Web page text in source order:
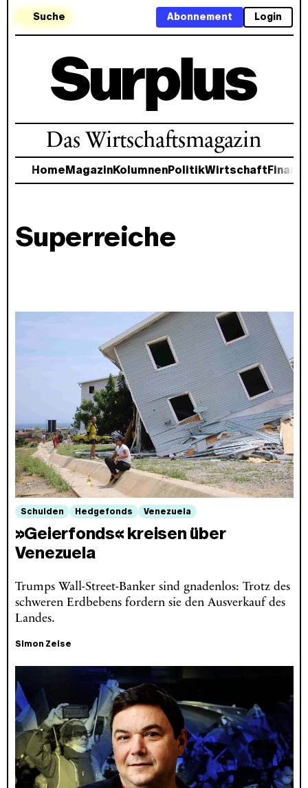
Suche Login
Abonnement
Das Wirtschaftsmagazin
Home MagazinKolumnenPolitikWirtschaft
Superreiche
Schulden Hedgefonds Venezuela
»Geierfonds« kreisen über
Venezuela
Trumps Wall-Street-Banker sind gnadenlos: Trotz des
schweren Erdbebens fordern sie den Ausverkauf des
Landes.
Simon Zeise